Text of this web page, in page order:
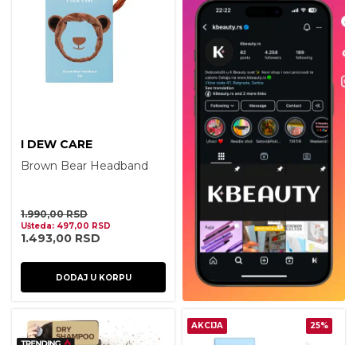
I DEW CARE
Brown Bear Headband
1.990,00RSD
Ušteda: 497,00 RSD
1.493,00 RSD
DODAJ U KORPU
AKCIJA 25%